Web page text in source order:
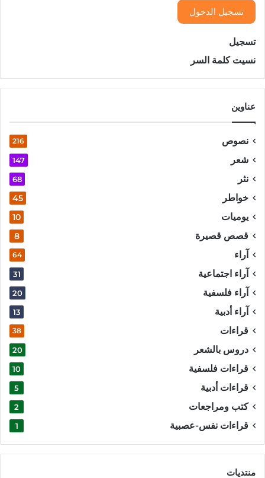
تسجيل الدخول
تسجيل
نسيت كلمة السر
عناوين
نصوص 216
شعر 147
نثر 68
خواطر 45
يوميات 10
قصص قصيرة 8
آراء 64
آراء اجتماعية 31
آراء فلسفية 20
آراء أدبية 13
قراءات 38
دروس بالشعر 20
قراءات فلسفية 10
قراءات أدبية 5
كتب ومراجعات 2
قراءات نفس-عصبية 1
منتديات